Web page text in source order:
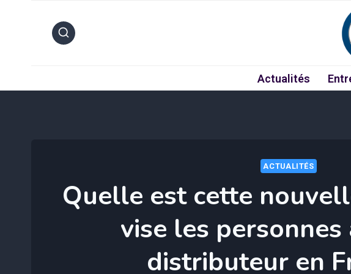
Actualités
ACTUALITÉS
Quelle est cette
vise les personnes
distributeur en